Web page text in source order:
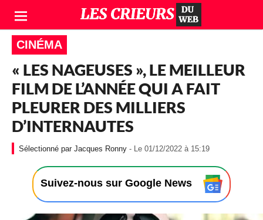
CINÉMA
« LES NAGEUSES », LE MEILLEUR
FILM DE L’ANNÉE QUI A FAIT
PLEURER DES MILLIERS
D’INTERNAUTES
Jacques Ronny - Le 01/12/2022 à 15:19
0
1
/
1
Suivez-nous sur Google News